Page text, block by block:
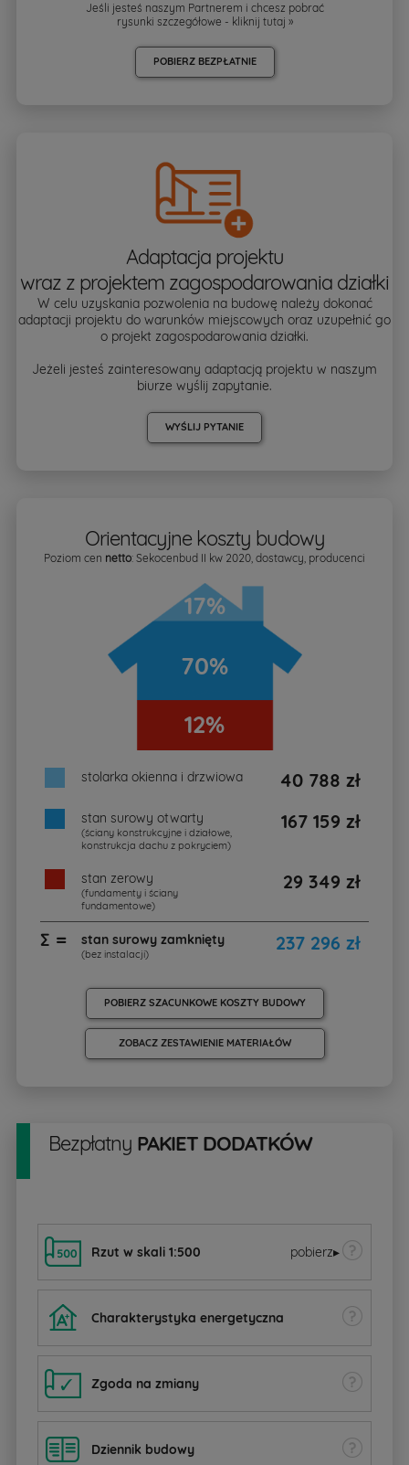
Jeśli jesteś naszym Partnerem i chcesz pobrać
rysunki szczegółowe - kliknij tutaj »
POBIERZ BEZPŁATNIE
Adaptacja projektu
wraz z projektem zagospodarowania działki
W celu uzyskania pozwolenia na budowę należy dokonać
adaptacji projektu do warunków miejscowych oraz uzupełnić go
o projekt zagospodarowania działki.
Jeżeli jesteś zainteresowany adaptacją projektu w naszym
biurze wyślij zapytanie.
WYŚLIJ PYTANIE
Orientacyjne koszty budowy
Poziom cen netto: Sekocenbud II kw 2020, dostawcy, producenci
17%
70%
12%
stolarka okienna i drzwiowa 40 788 zł
stan surowy otwarty
(ściany konstrukcyjne i działowe,
konstrukcja dachu z pokryciem)
167 159 zł
stan zerowy
(fundamenty i ściany
fundamentowe)
29 349 zł
∑ = stan surowy zamknięty
(bez instalacji) 237 296 zł
POBIERZ SZACUNKOWE KOSZTY BUDOWY
ZOBACZ ZESTAWIENIE MATERIAŁÓW
Bezpłatny PAKIET DODATKÓW
Rzut w skali 1:500 pobierz▸
Charakterystyka energetyczna
Zgoda na zmiany
Dziennik budowy